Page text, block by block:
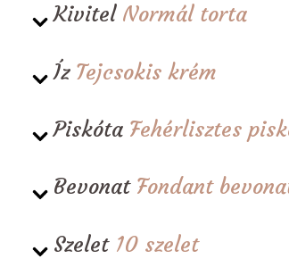
Kivitel Normál torta
Íz Tejcsokis krém
Piskóta Fehérlisztes
Bevonat Fondant
Szelet 10 szelet